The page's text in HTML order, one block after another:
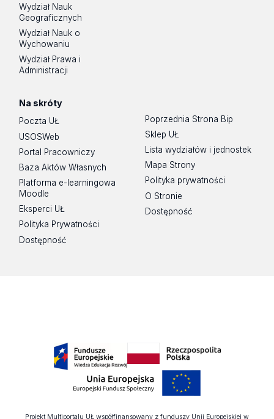
Wydział Nauk
Geograficznych
Wydział Nauk o
Wychowaniu
Wydział Prawa i
Administracji
Na skróty
Poczta UŁ
USOSWeb
Portal Pracowniczy
Baza Aktów Własnych
Platforma e-learningowa
Moodle
Eksperci UŁ
Polityka Prywatności
Dostępność
Poprzednia Strona Bip
Sklep UŁ
Lista wydziałów i jednostek
Mapa Strony
Polityka prywatności
O Stronie
Dostępność
Projekt Multiportalu UŁ współfinansowany z funduszy Unii Europejskiej w